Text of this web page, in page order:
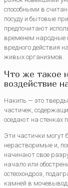
способными в
посуду и бытовые
предпочитают
временем народные
вредного действия
живых организмов.
Что же такое
воздействие
Накипь — это
частичек,
оседают на стенках
Эти частички могут
нерастворимые и,
начинают свое
начало или
остеохондроз,
камней в